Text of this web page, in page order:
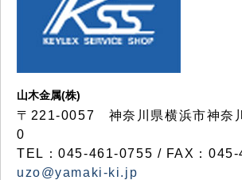
山木金属(株)
〒221-0057 神奈川県横浜市神奈
0
TEL：045-461-0755 / FAX：
uzo@yamaki-ki.jp